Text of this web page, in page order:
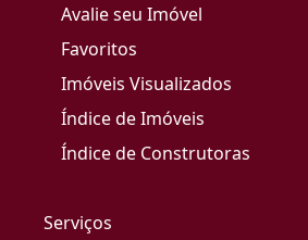
Avalie seu Imóvel
Favoritos
Imóveis Visualizados
Índice de Imóveis
Índice de Construtoras
Serviços